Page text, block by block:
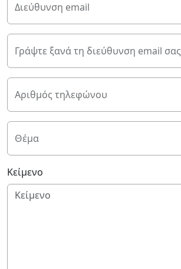
Διεύθυνση email
Γράψτε ξανά τη διεύθυνση email σας
Αριθμός τηλεφώνου
Θέμα
Κείμενο